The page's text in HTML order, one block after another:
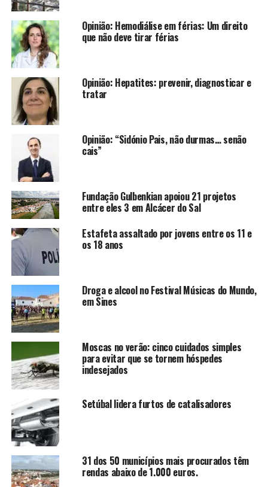
Opinião: Hemodiálise em férias: Um direito
que não deve tirar férias
Opinião: Hepatites: prevenir, diagnosticar e
tratar
Opinião: “Sidónio Pais, não durmas… senão
cais”
Fundação Gulbenkian apoiou 21 projetos
entre eles 3 em Alcácer do Sal
Estafeta assaltado por jovens entre os 11 e
os 18 anos
Droga e alcool no Festival Músicas do Mundo,
em Sines
Moscas no verão: cinco cuidados simples
para evitar que se tornem hóspedes
indesejados
Setúbal lidera furtos de catalisadores
31 dos 50 municípios mais procurados têm
rendas abaixo de 1.000 euros.